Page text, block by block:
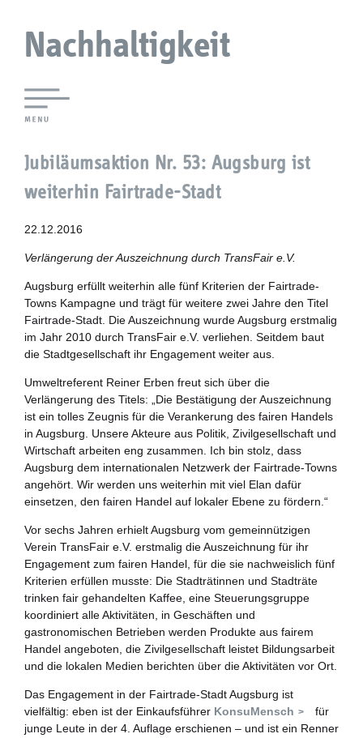
Nachhaltigkeit
Agendaforen
Nachhaltigkeitsbeirat
Berichterstattung
Biostadt
Zukunftspreis
Bildung für nachhaltige Entwicklung
Büro für Nachhaltigkeit
Aktuelles
Mitmachen ?
Jubiläumsaktion Nr. 53: Augsburg ist
weiterhin Fairtrade-Stadt
22.12.2016
Verlängerung der Auszeichnung durch TransFair e.V.
Augsburg erfüllt weiterhin alle fünf Kriterien der Fairtrade-
Towns Kampagne und trägt für weitere zwei Jahre den Titel
Fairtrade-Stadt. Die Auszeichnung wurde Augsburg erstmalig
im Jahr 2010 durch TransFair e.V. verliehen. Seitdem baut
die Stadtgesellschaft ihr Engagement weiter aus.
Umweltreferent Reiner Erben freut sich über die
Verlängerung des Titels: „Die Bestätigung der Auszeichnung
ist ein tolles Zeugnis für die Verankerung des fairen Handels
in Augsburg. Unsere Akteure aus Politik, Zivilgesellschaft und
Wirtschaft arbeiten eng zusammen. Ich bin stolz, dass
Augsburg dem internationalen Netzwerk der Fairtrade-Towns
angehört. Wir werden uns weiterhin mit viel Elan dafür
einsetzen, den fairen Handel auf lokaler Ebene zu fördern.“
Vor sechs Jahren erhielt Augsburg vom gemeinnützigen
Verein TransFair e.V. erstmalig die Auszeichnung für ihr
Engagement zum fairen Handel, für die sie nachweislich fünf
Kriterien erfüllen musste: Die Stadträtinnen und Stadträte
trinken fair gehandelten Kaffee, eine Steuerungsgruppe
koordiniert alle Aktivitäten, in Geschäften und
gastronomischen Betrieben werden Produkte aus fairem
Handel angeboten, die Zivilgesellschaft leistet Bildungsarbeit
und die lokalen Medien berichten über die Aktivitäten vor Ort.
Das Engagement in der Fairtrade-Stadt Augsburg ist
vielfältig: eben ist der Einkaufsführer KonsuMensch
für
junge Leute in der 4. Auflage erschienen – und ist ein Renner